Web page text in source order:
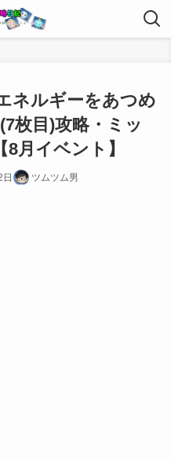
ネルギーをあつめ
枚目)攻略・ミッ
月イベント】
ツムツム男